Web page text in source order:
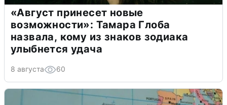
«Август принесет новые
возможности»: Тамара Глоба
назвала, кому из знаков зодиака
улыбнется удача
8 августа 60